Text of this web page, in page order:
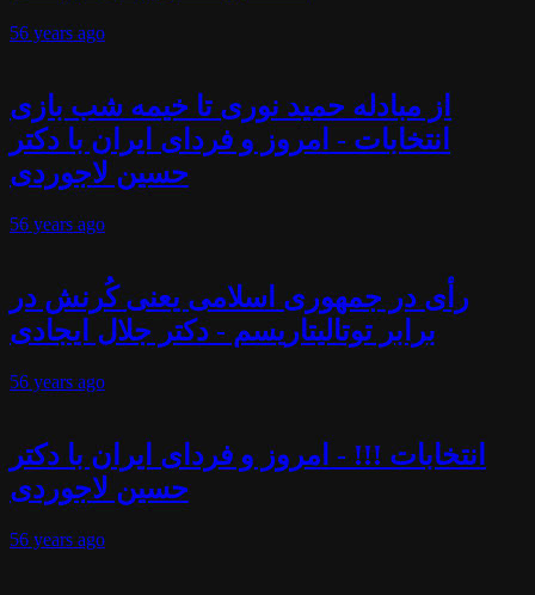
56 years ago
از مبادله حمید نوری تا خیمه شب بازی
انتخابات - امروز و فردای ایران با دکتر
حسین لاجوردی
56 years ago
رأی در جمهوری اسلامی یعنی کُرنش در
برابر توتالیتاریسم - دکتر جلال ایجادی
56 years ago
انتخابات !!! - امروز و فردای ایران با دکتر
حسین لاجوردی
56 years ago